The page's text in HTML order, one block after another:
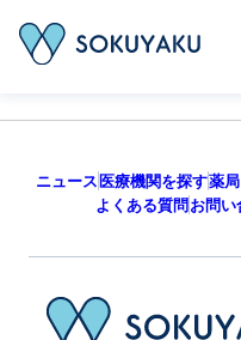
ニュース医療機関を探す薬
よくある質問お問